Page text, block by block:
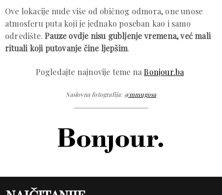
Ove lokacije nude više od običnog odmora, one unose
atmosferu puta koji je jednako poseban kao i samo
odredište.Pauze ovdje nisu gubljenje vremena, već mali
rituali koji putovanje čine ljepšim.
Pogledajte najnovije teme naBonjour.ba
Naslovna fotografija: @mmugosa